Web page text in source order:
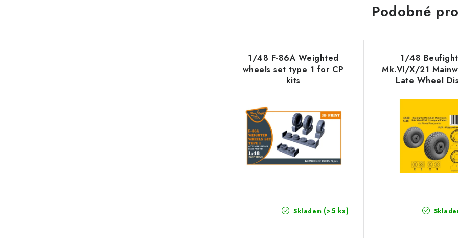
Podobné
1/48 F-86A Weighted
wheels set type 1 for CP
kits
Skladem (>5 ks)
1/48
Mk.VI/X/21
Late Wheel